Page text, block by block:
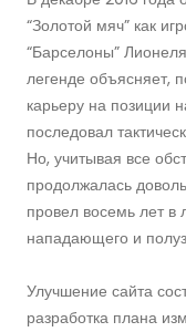
“Золотой мяч” как
“Барселоны”
легенде объясняет,
карьеру на позиции
последовал
Но, учитывая все
продолжалась
провел восемь лет в
нападающего и
Улучшение сайта
разработка плана